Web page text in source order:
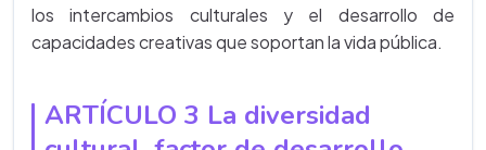
los intercambios culturales y el desarrollo de
capacidades creativas que soportan la vida pública.
ARTÍCULO 3 La diversidad